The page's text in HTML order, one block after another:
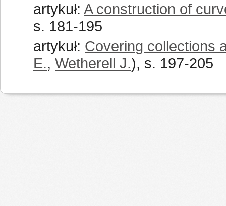
artykuł: A construction of
s. 181-195
artykuł: Covering collections
E., Wetherell J.), s. 197-205